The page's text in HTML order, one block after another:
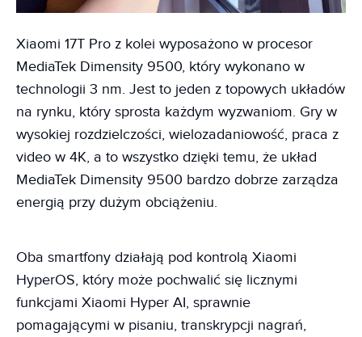
Xiaomi 17T Pro z kolei wyposażono w procesor
MediaTek Dimensity 9500, który wykonano w
technologii 3 nm. Jest to jeden z topowych układów
na rynku, który sprosta każdym wyzwaniom. Gry w
wysokiej rozdzielczości, wielozadaniowość, praca z
video w 4K, a to wszystko dzięki temu, że układ
MediaTek Dimensity 9500 bardzo dobrze zarządza
energią przy dużym obciążeniu.
Oba smartfony działają pod kontrolą Xiaomi
HyperOS, który może pochwalić się licznymi
funkcjami Xiaomi Hyper AI, sprawnie
pomagającymi w pisaniu, transkrypcji nagrań,